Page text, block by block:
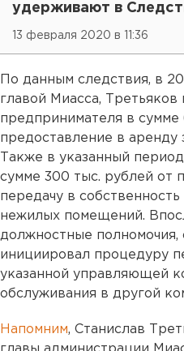
удерживают в
13 февраля 2020 в 11:36
По данным следствия, в
главой Миасса, Третьяков
предпринимателя в сумме
предоставление в аренду
Также в указанный
сумме 300 тыс. рублей от
передачу в
нежилых помещений.
должностные полномочия,
инициировал процедуру
указанной управляющей
обслуживания в другой
Напомним, Станислав